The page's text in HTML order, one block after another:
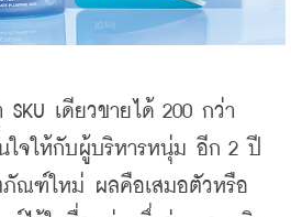
เดียวขายได้ 200 กว่า
ใจให้กับผู้บริหารหนุ่ม อีก 2 ปี
ภัณฑ์ใหม่ ผลคือเสมอตัวหรือ